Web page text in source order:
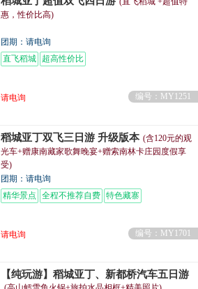
惠，性价比高)
团期：请电询
直飞稻城
超高性价比
请电询
编号：MY1251
稻城亚丁双飞三日游 升级版本 (含120元的观
光车+赠康南藏家歌舞晚宴+赠索南林卡庄园度假享
受)
团期：请电询
精华景点
全程不推荐自费 特色藏寨
请电询
编号：MY1701
【纯玩游】稻城亚丁、新都桥汽车五日游